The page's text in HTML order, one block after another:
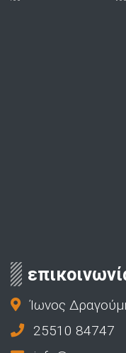
Ίωνος
25510 84747